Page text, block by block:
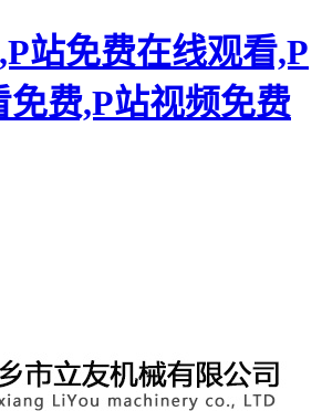
站免费在线观看,P
免费,P站视频免费